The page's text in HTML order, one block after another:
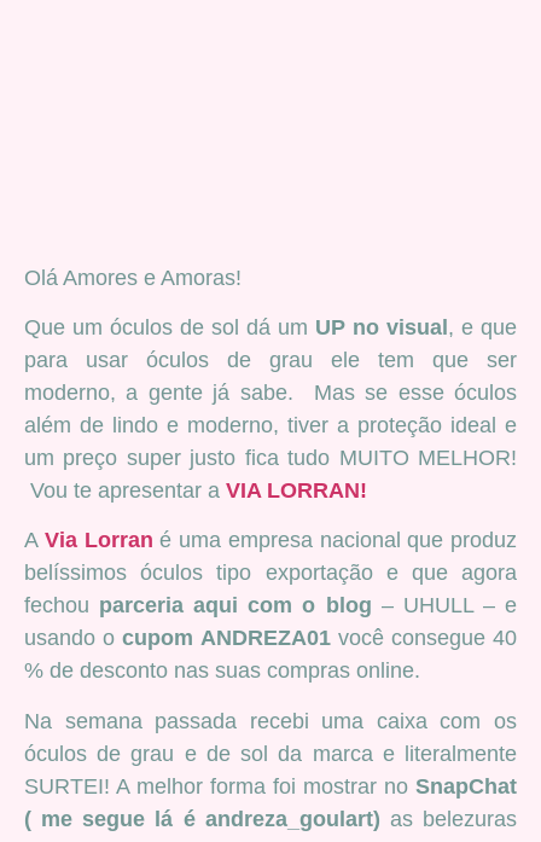
Olá Amores e Amoras!
Que um óculos de sol dá um UP no visual , e que
para usar óculos de grau ele tem que ser
moderno, a gente já sabe. Mas se esse óculos
além de lindo e moderno, tiver a proteção ideal e
um preço super justo fica tudo MUITO MELHOR!
Vou te apresentar a VIA LORRAN!
A Via Lorran é uma empresa nacional que produz
belíssimos óculos tipo exportação e que agora
fechou parceria aqui com o blog – UHULL – e
usando ocupom ANDREZA01você consegue 40
% de desconto nas suas compras online.
Na semana passada recebi uma caixa com os
óculos de grau e de sol da marca e literalmente
SURTEI! A melhor forma foi mostrar no SnapChat
( me segue lá é andreza_goulart) as belezuras